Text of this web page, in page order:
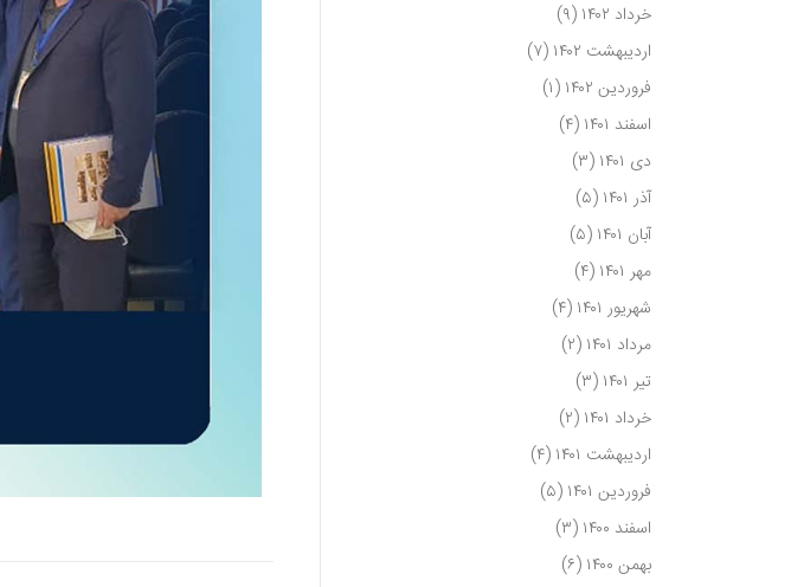
خرداد ۱۴۰۲
(۹)
اردیبهشت ۱۴۰۲
(۷)
فروردین ۱۴۰۲
(۱)
اسفند ۱۴۰۱
(۴)
دی ۱۴۰۱
(۳)
آذر ۱۴۰۱
(۵)
آبان ۱۴۰۱
(۵)
مهر ۱۴۰۱
(۴)
شهریور ۱۴۰۱
(۴)
مرداد ۱۴۰۱
(۲)
تیر ۱۴۰۱
(۳)
خرداد ۱۴۰۱
(۲)
اردیبهشت ۱۴۰۱
(۴)
فروردین ۱۴۰۱
(۵)
اسفند ۱۴۰۰
(۳)
بهمن ۱۴۰۰
(۶)